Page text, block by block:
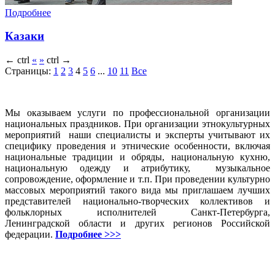
Подробнее
Казаки
← ctrl « » ctrl →
Страницы: 1 2 3 4 5 6 ... 10 11 Все
Мы оказываем услуги по профессиональной организации
национальных праздников. При организации этнокультурных
мероприятий наши специалисты и эксперты учитывают их
специфику проведения и этнические особенности, включая
национальные традиции и обряды, национальную кухню,
национальную одежду и атрибутику, музыкальное
сопровождение, оформление и т.п. При проведении культурно
массовых мероприятий такого вида мы приглашаем лучших
представителей национально-творческих коллективов и
фольклорных исполнителей Санкт-Петербурга,
Ленинградской области и других регионов Российской
федерации. Подробнее >>>